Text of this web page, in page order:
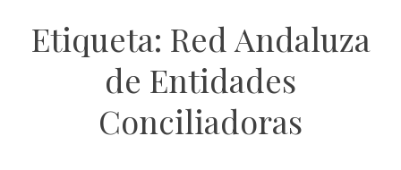
Etiqueta: Red Andaluza
de Entidades
Conciliadoras